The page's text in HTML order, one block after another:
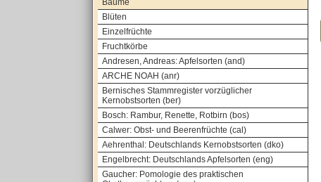
Bäume
Blüten
Einzelfrüchte
Fruchtkörbe
Andresen, Andreas: Apfelsorten (and)
ARCHE NOAH (anr)
Bernisches Stammregister vorzüglicher
Kernobstsorten (ber)
Bosch: Rambur, Renette, Rotbirn (bos)
Calwer: Obst- und Beerenfrüchte (cal)
Aehrenthal: Deutschlands Kernobstsorten (dko)
Engelbrecht: Deutschlands Apfelsorten (eng)
Gaucher: Pomologie des praktischen